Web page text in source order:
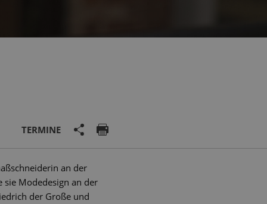
TERMINE
an der
sie Modedesign an der
der Große und